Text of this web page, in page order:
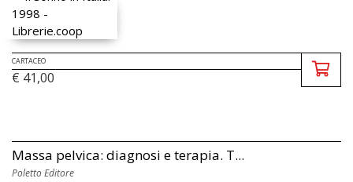
CARTACEO
€ 41,00
Massa pelvica: diagnosi e terapia. T...
Poletto Editore